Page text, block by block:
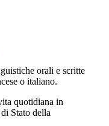
orali e scritte
o italiano.
quotidiana in
Stato della